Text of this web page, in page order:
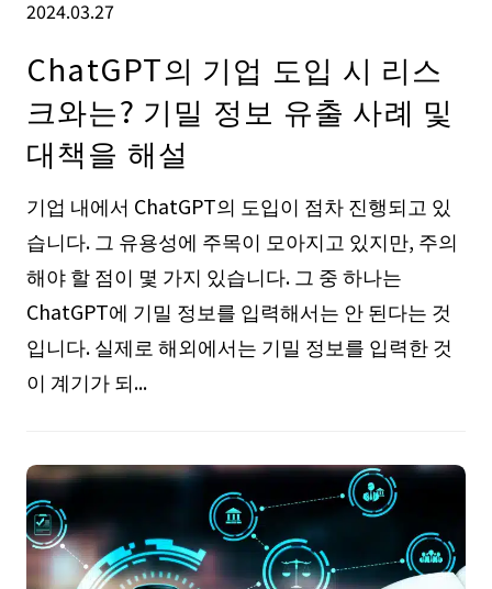
2024.03.27
ChatGPT의 기업 도입 시 리스
크와는? 기밀 정보 유출 사례 및
대책을 해설
기업 내에서 ChatGPT의 도입이 점차 진행되고 있
습니다. 그 유용성에 주목이 모아지고 있지만, 주의
해야 할 점이 몇 가지 있습니다. 그 중 하나는
ChatGPT에 기밀 정보를 입력해서는 안 된다는 것
입니다. 실제로 해외에서는 기밀 정보를 입력한 것
이 계기가 되...